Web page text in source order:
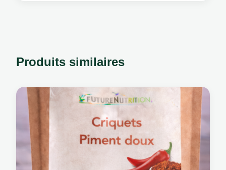
Produits similaires